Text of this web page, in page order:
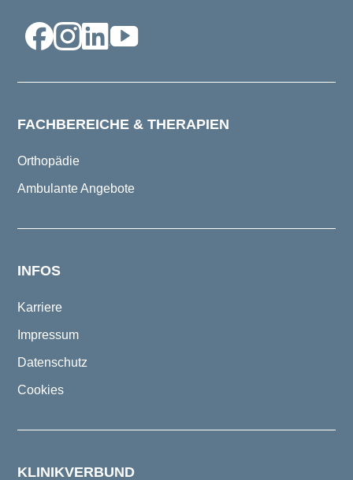
FACHBEREICHE & THERAPIEN
Orthopädie
Ambulante Angebote
INFOS
Karriere
Impressum
Datenschutz
Cookies
KLINIKVERBUND